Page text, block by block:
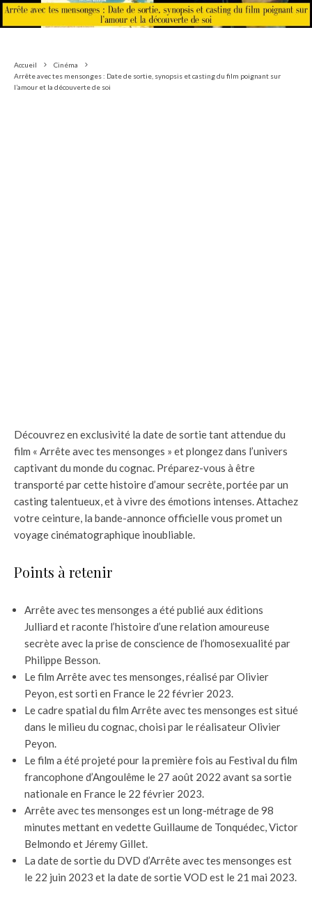
Accueil
Cinéma
Arrête avec tes mensonges : Date de sortie, synopsis et casting du film poignant sur
l’amour et la découverte de soi
Découvrez en exclusivité la date de sortie tant attendue du
film « Arrête avec tes mensonges » et plongez dans l’univers
captivant du monde du cognac. Préparez-vous à être
transporté par cette histoire d’amour secrète, portée par un
casting talentueux, et à vivre des émotions intenses. Attachez
votre ceinture, la bande-annonce officielle vous promet un
voyage cinématographique inoubliable.
Points à retenir
Arrête avec tes mensonges a été publié aux éditions
Julliard et raconte l’histoire d’une relation amoureuse
secrète avec la prise de conscience de l’homosexualité par
Philippe Besson.
Le film Arrête avec tes mensonges, réalisé par Olivier
Peyon, est sorti en France le 22 février 2023.
Le cadre spatial du film Arrête avec tes mensonges est situé
dans le milieu du cognac, choisi par le réalisateur Olivier
Peyon.
Le film a été projeté pour la première fois au Festival du film
francophone d’Angoulême le 27 août 2022 avant sa sortie
nationale en France le 22 février 2023.
Arrête avec tes mensonges est un long-métrage de 98
minutes mettant en vedette Guillaume de Tonquédec, Victor
Belmondo et Jéremy Gillet.
La date de sortie du DVD d’Arrête avec tes mensonges est
le 22 juin 2023 et la date de sortie VOD est le 21 mai 2023.